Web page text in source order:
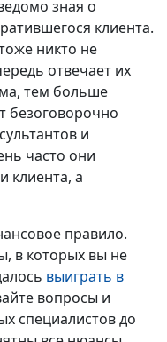
зная о
клиента.
никто не
отвечает их
тем больше
безоговорочно
и
часто они
клиента, а
правило.
в которых вы не
выиграть в
вопросы и
специалистов до